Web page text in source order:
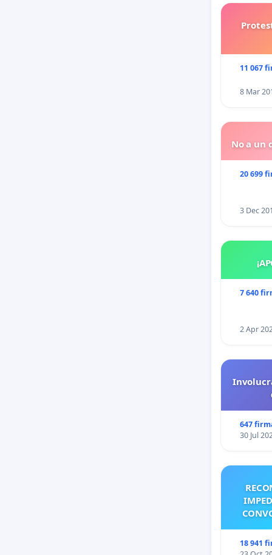
11 067
8 Mar
No a un
20 699
3 Dec
7 640
2 Apr
647
30 Jul
18 941